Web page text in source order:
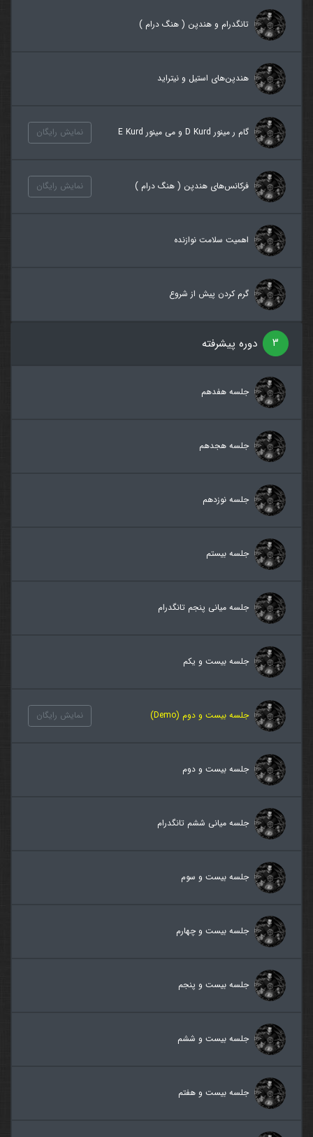
تانگدرام و هندپن ( هنگ درام )
هندپن‌های استیل و نیتراید
گام ر مینور D Kurd و می مینور E Kurd نمایش رایگان
فرکانس‌های هندپن ( هنگ درام ) نمایش رایگان
اهمیت سلامت نوازنده
گرم کردن پیش از شروع
۳ دوره پیشرفته
جلسه هفدهم
جلسه هجدهم
جلسه نوزدهم
جلسه بیستم
جلسه میانی پنجم تانگدرام
جلسه بیست و یکم
جلسه بیست و دوم (Demo) نمایش رایگان
جلسه بیست و دوم
جلسه میانی ششم تانگدرام
جلسه بیست و سوم
جلسه بیست و چهارم
جلسه بیست و پنجم
جلسه بیست و ششم
جلسه بیست و هفتم